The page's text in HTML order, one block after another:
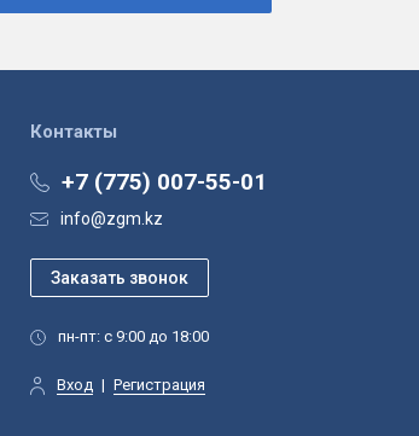
Контакты
+7 (775) 007-55-01
info@zgm.kz
пн-пт: с 9:00 до 18:00
Вход | Регистрация